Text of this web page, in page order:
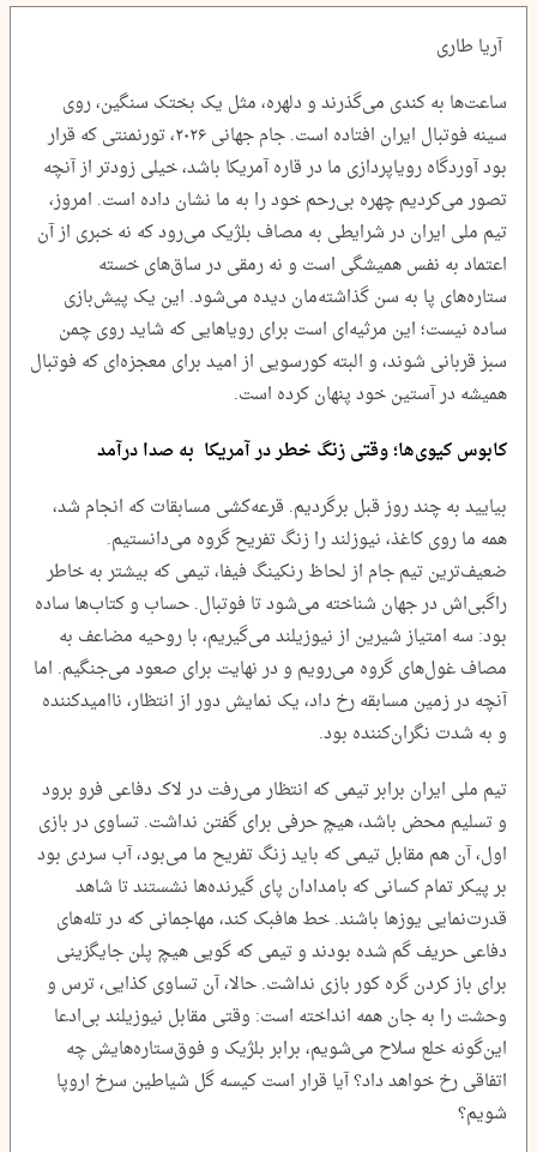
آریا طاری
ساعت‌ها به کندی می‌گذرند و دلهره، مثل یک بختک سنگین، روی
سینه فوتبال ایران افتاده است. جام جهانی ۲۰۲۶، تورنمنتی که قرار
بود آوردگاه رویاپردازی ما در قاره آمریکا باشد، خیلی زودتر از آنچه
تصور می‌کردیم چهره بی‌رحم خود را به ما نشان داده است. امروز،
تیم ملی ایران در شرایطی به مصاف بلژیک می‌رود که نه خبری از آن
اعتماد به نفس همیشگی است و نه رمقی در ساق‌های خسته
ستاره‌های پا به سن گذاشته‌مان دیده می‌شود. این یک پیش‌بازی
ساده نیست؛ این مرثیه‌ای است برای رویاهایی که شاید روی چمن
سبز قربانی شوند، و البته کورسویی از امید برای معجزه‌ای که فوتبال
همیشه در آستین خود پنهان کرده است.
کابوس کیوی‌ها؛ وقتی زنگ خطر در آمریکا به صدا درآمد
بیایید به چند روز قبل برگردیم. قرعه‌کشی مسابقات که انجام شد،
همه ما روی کاغذ، نیوزلند را زنگ تفریح گروه می‌دانستیم.
ضعیف‌ترین تیم جام از لحاظ رنکینگ فیفا، تیمی که بیشتر به خاطر
راگبی‌اش در جهان شناخته می‌شود تا فوتبال. حساب و کتاب‌ها ساده
بود: سه امتیاز شیرین از نیوزیلند می‌گیریم، با روحیه مضاعف به
مصاف غول‌های گروه می‌رویم و در نهایت برای صعود می‌جنگیم. اما
آنچه در زمین مسابقه رخ داد، یک نمایش دور از انتظار، ناامیدکننده
و به شدت نگران‌کننده بود.
تیم ملی ایران برابر تیمی که انتظار می‌رفت در لاک دفاعی فرو برود
و تسلیم محض باشد، هیچ حرفی برای گفتن نداشت. تساوی در بازی
اول، آن هم مقابل تیمی که باید زنگ تفریح ما می‌بود، آب سردی بود
بر پیکر تمام کسانی که بامدادان پای گیرنده‌ها نشستند تا شاهد
قدرت‌نمایی یوزها باشند. خط هافبک کند، مهاجمانی که در تله‌های
دفاعی حریف گم شده بودند و تیمی که گویی هیچ پلن جایگزینی
برای باز کردن گره کور بازی نداشت. حالا، آن تساوی کذایی، ترس و
وحشت را به جان همه انداخته است: وقتی مقابل نیوزیلند بی‌ادعا
این‌گونه خلع سلاح می‌شویم، برابر بلژیک و فوق‌ستاره‌هایش چه
اتفاقی رخ خواهد داد؟ آیا قرار است کیسه گل شیاطین سرخ اروپا
شویم؟